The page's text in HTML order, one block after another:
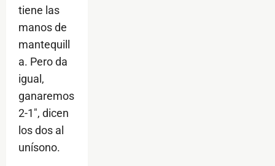
tiene las
manos de
mantequill
a. Pero da
igual,
ganaremos
2-1", dicen
los dos al
unísono.